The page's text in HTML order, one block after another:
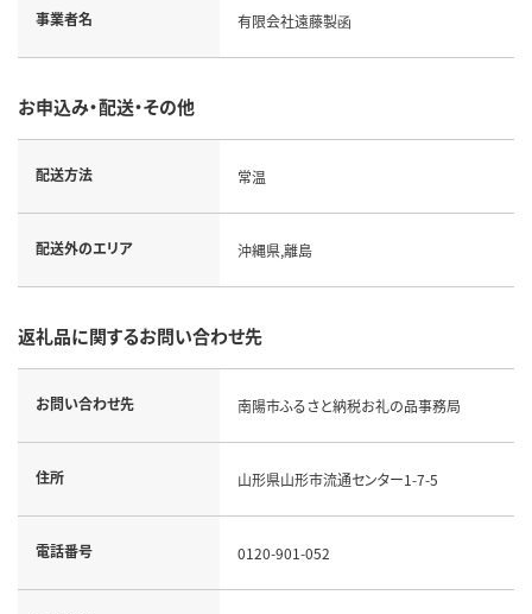
事業者名 有限会社遠藤製函
お申込み・配送・その他
配送方法 常温
配送外のエリア 沖縄県,離島
返礼品に関するお問い合わせ先
お問い合わせ先 南陽市ふるさと納税お礼の品事務局
住所 山形県山形市流通センター1-7-5
電話番号 0120-901-052